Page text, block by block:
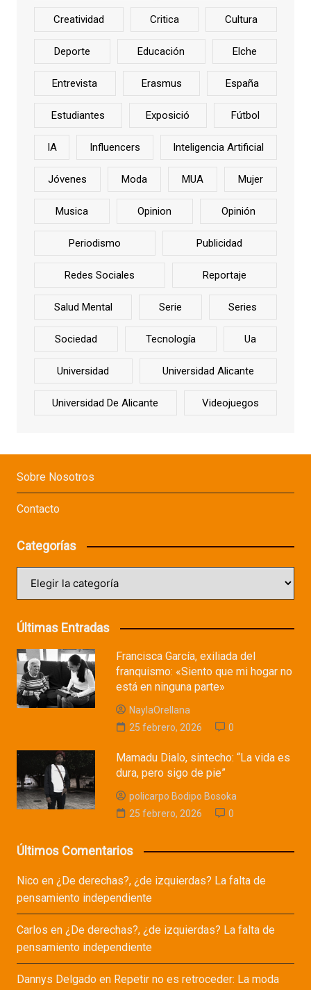
Creatividad Critica Cultura
Deporte Educación Elche
Entrevista Erasmus España
Estudiantes Exposició Fútbol
IA Influencers Inteligencia Artificial
Jóvenes Moda MUA Mujer
Musica Opinion Opinión
Periodismo Publicidad
Redes Sociales Reportaje
Salud Mental Serie Series
Sociedad Tecnología Ua
Universidad Universidad Alicante
Universidad De Alicante Videojuegos
Sobre Nosotros
Contacto
Categorías
Últimas Entradas
Francisca García, exiliada del
franquismo: «Siento que mi hogar no
está en ninguna parte»
NaylaOrellana
25 febrero, 2026
0
Mamadu Dialo, sintecho: “La vida es
dura, pero sigo de pie”
policarpo Bodipo Bosoka
25 febrero, 2026
0
Últimos Comentarios
Nicoen ¿De derechas?, ¿de izquierdas? La falta de
pensamiento independiente
Carlos en ¿De derechas?, ¿de izquierdas? La falta de
pensamiento independiente
Dannys Delgadoen Repetir no es retroceder: La moda